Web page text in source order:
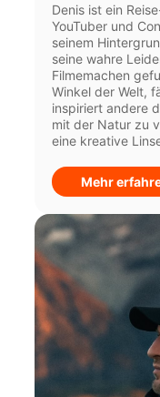
Denis ist ein
YouTuber und
seinem
seine wahre
Filmemachen
Winkel der Welt,
inspiriert andere
mit der Natur zu
eine kreative
Mehr